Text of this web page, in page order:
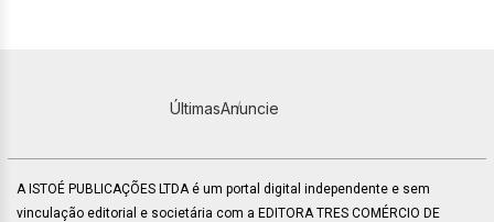
ÚltimasAnuncie
A ISTOÉ PUBLICAÇÕES LTDA é um portal digital independente e sem
vinculação editorial e societária com a EDITORA TRES COMÉRCIO DE